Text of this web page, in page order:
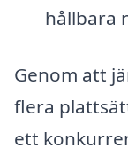
hållbara
Genom att
flera
ett